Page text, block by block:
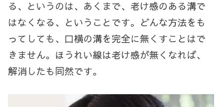
る、というのは、あくまで、老け感のある溝で
はなくなる、ということです。どんな方法をも
ってしても、口横の溝を完全に無くすことはで
きません。ほうれい線は老け感が無くなれば、
解消したも同然です。